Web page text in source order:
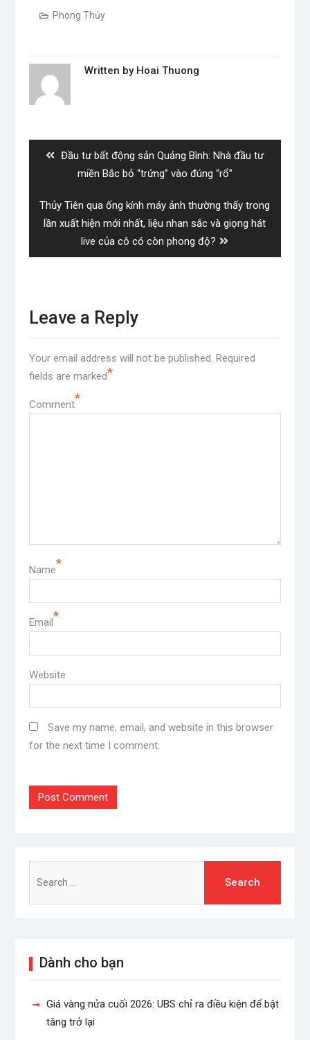
Phong Thủy
Written by Hoai Thuong
Previous
post:
Đầu tư bất động sản Quảng Bình: Nhà đầu tư
miền Bắc bỏ “trứng” vào đúng “rổ”
Next
post:
Thủy Tiên qua ống kính máy ảnh thường thấy trong
lần xuất hiện mới nhất, liệu nhan sắc và giọng hát
live của cô có còn phong độ?
Leave a Reply
Your email address will not be published. Required
fields are marked*
Comment*
Name*
Email*
Website
Save my name, email, and website in this browser
for the next time I comment.
for:
Dành cho bạn
Giá vàng nửa cuối 2026: UBS chỉ ra điều kiện để bật
tăng trở lại